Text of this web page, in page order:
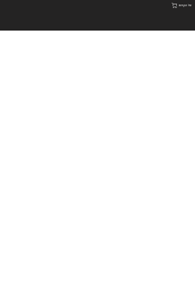
סל הקניות